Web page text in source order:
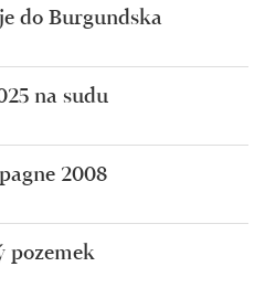
do Burgundska
na sudu
2008
pozemek